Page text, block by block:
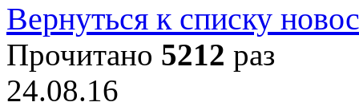
Вернуться к списку
Прочитано 5212 раз
24.08.16